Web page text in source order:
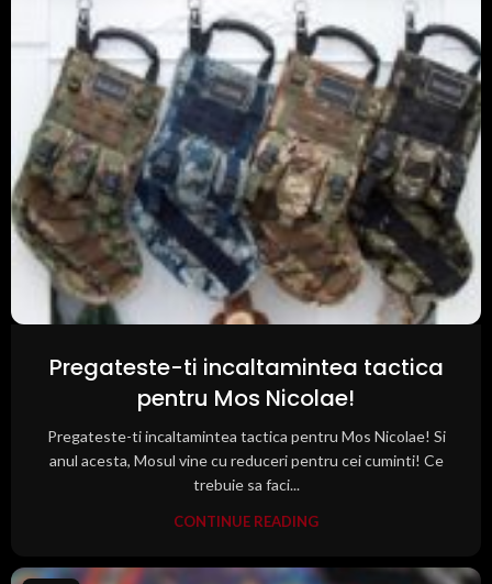
Pregateste-ti incaltamintea tactica
pentru Mos Nicolae!
Pregateste-ti incaltamintea tactica pentru Mos Nicolae! Si
anul acesta, Mosul vine cu reduceri pentru cei cuminti! Ce
trebuie sa faci...
CONTINUE READING